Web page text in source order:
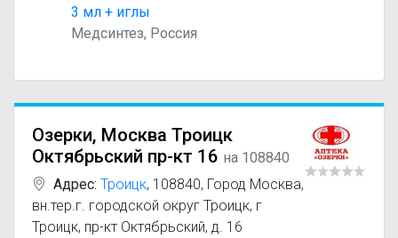
3 мл + иглы
Медсинтез, Россия
Озерки, Москва Троицк
Октябрьский пр-кт 16 на 108840
Адрес: Троицк, 108840, Город Москва,
вн.тер.г. городской округ Троицк, г
Троицк, пр-кт Октябрьский, д. 16